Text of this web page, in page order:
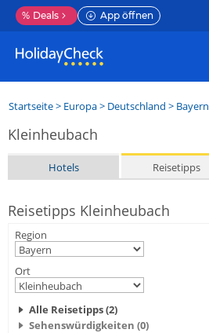
% Deals App öffnen
Startseite> Europa> Deutschland > Bayern
Kleinheubach
Hotels Reisetipps
Reisetipps Kleinheubach
Region
Ort
Alle Reisetipps (2)
Sehenswürdigkeiten (0)